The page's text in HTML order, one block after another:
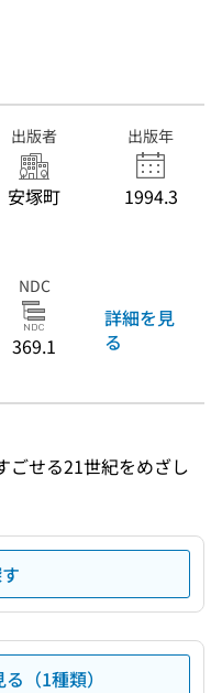
出版者
安塚町
出版年
1994.3
NDC
369.1
詳細を見
る
ごせる21世紀をめざし
（1種類）